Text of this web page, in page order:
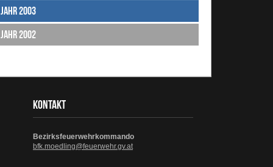
Jahr 2003
Jahr 2002
KONTAKT
Bezirksfeuerwehrkommando
bfk.moedling@feuerwehr.gv.at